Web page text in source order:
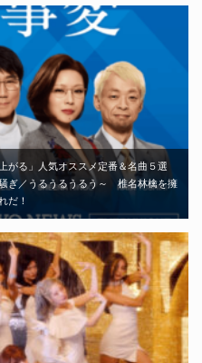
がる」人気オススメ定番＆名曲５選
ぎ／うるうるうるう～ 椎名林檎を擁
だ！